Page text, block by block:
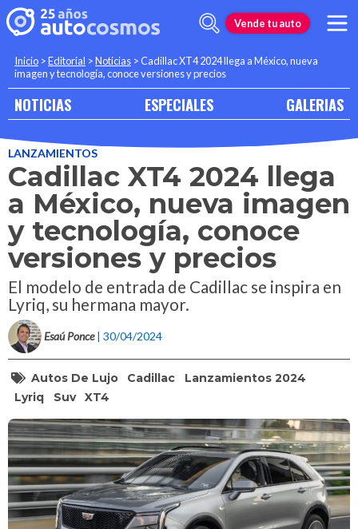
Vende tu auto
Inicio >Editorial >Noticias >Cadillac XT4 2024 llega a México, nueva
imagen y tecnología, conoce versiones y precios
NOTICIAS ESPECIALES GALERIAS
LANZAMIENTOS
Cadillac XT4 2024 llega
a México, nueva imagen
y tecnología, conoce
versiones y precios
El modelo de entrada de Cadillac se inspira en
Lyriq, su hermana mayor.
Esaú Ponce | 30/04/2024
Autos De Lujo Cadillac
Lanzamientos 2024
Lyriq
Suv XT4